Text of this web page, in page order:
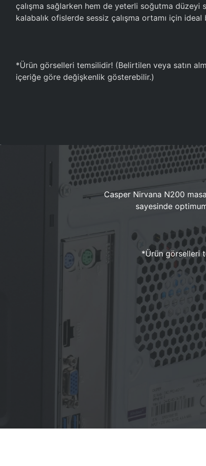
çalışma sağlarken hem de yeterli soğutma düzeyi
kalabalık ofislerde sessiz çalışma ortamı için ideal
*Ürün görselleri temsilidir! (Belirtilen veya satın
içeriğe göre değişkenlik gösterebilir.)
Casper Nirvana N200
sayesinde
*Ürün görselleri